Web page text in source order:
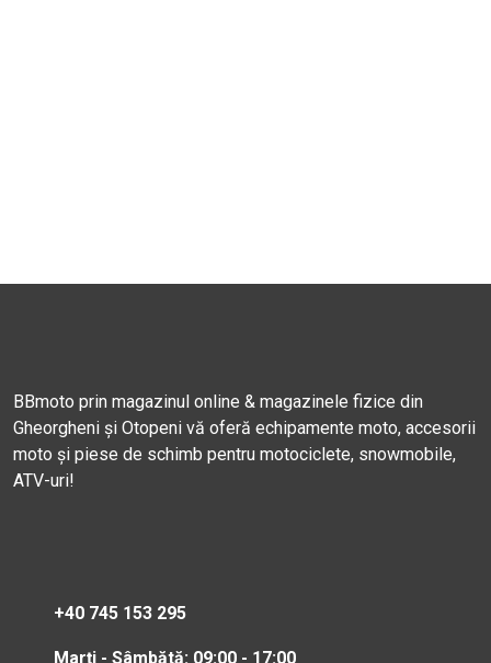
BBmoto prin magazinul online & magazinele fizice din
Gheorgheni și Otopeni vă oferă echipamente moto, accesorii
moto și piese de schimb pentru motociclete, snowmobile,
ATV-uri!
+40 745 153 295
Marți - Sâmbătă: 09:00 - 17:00